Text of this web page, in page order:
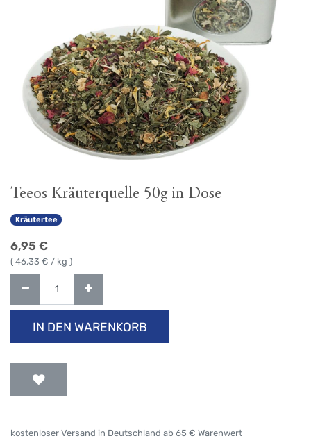
Teeos Kräuterquelle 50g in Dose
Kräutertee
6,95 €
( 46,33 € / kg )
IN DEN WARENKORB
kostenloser Versand in Deutschland ab 65 € Warenwert